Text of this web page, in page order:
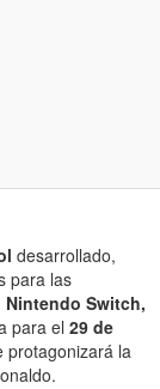
desarrollado,
para las
Nintendo Switch,
para el 29 de
protagonizará la